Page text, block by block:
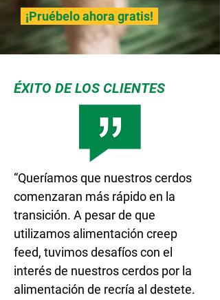
¡Pruébelo ahora gratis!
ÉXITO DE LOS CLIENTES
“Queríamos que nuestros cerdos
comenzaran más rápido en la
transición. A pesar de que
utilizamos alimentación creep
feed, tuvimos desafíos con el
interés de nuestros cerdos por la
alimentación de recría al destete.